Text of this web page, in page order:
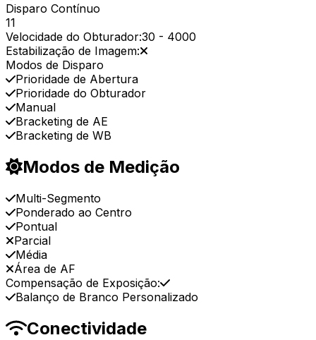
Disparo Contínuo
11
Velocidade do Obturador:30 - 4000
Estabilização de Imagem:
Modos de Disparo
Prioridade de Abertura
Prioridade do Obturador
Manual
Bracketing de AE
Bracketing de WB
Modos de Medição
Multi-Segmento
Ponderado ao Centro
Pontual
Parcial
Média
Área de AF
Compensação de Exposição:
Balanço de Branco Personalizado
Conectividade